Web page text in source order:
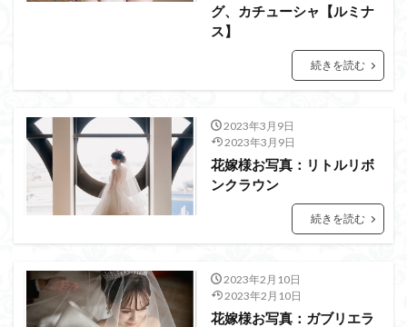
グ、カチューシャ【ルミナ
ス】
続きを読む
2023年3月9日
2023年3月9日
花嫁様お写真：リトルリボ
ンクラウン
続きを読む
2023年2月10日
2023年2月10日
花嫁様お写真：ガブリエラ